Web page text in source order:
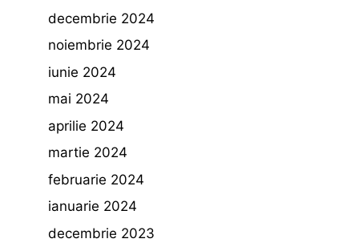
decembrie 2024
noiembrie 2024
iunie 2024
mai 2024
aprilie 2024
martie 2024
februarie 2024
ianuarie 2024
decembrie 2023